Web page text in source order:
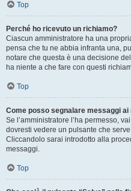
Top
Perché ho ricevuto un richiamo?
Ciascun amministratore ha una
pensa che tu ne abbia infranta una,
notare che questa è una decisione
ha niente a che fare con questi
Top
Come posso segnalare messaggi
Se l’amministratore l’ha permesso,
dovresti vedere un pulsante che
Cliccandolo sarai introdotto alla
messaggi.
Top